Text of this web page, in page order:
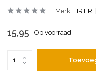
Merk:TIRTIR
15,95 Op voorraad